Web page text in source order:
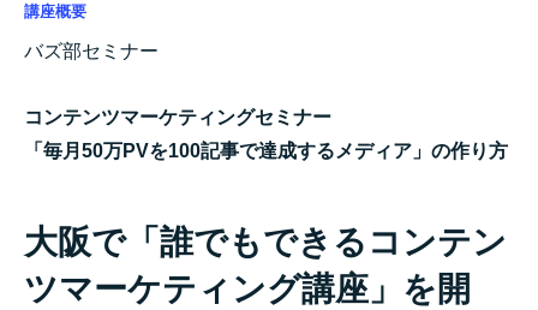
講座概要
バズ部セミナー
コンテンツマーケティングセミナー
「毎月50万PVを100記事で達成するメディア」の作り方
大阪で「誰でもできるコンテン
ツマーケティング講座」を開